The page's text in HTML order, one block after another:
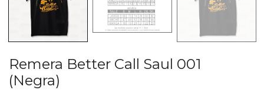
Remera Better Call Saul 001
(Negra)